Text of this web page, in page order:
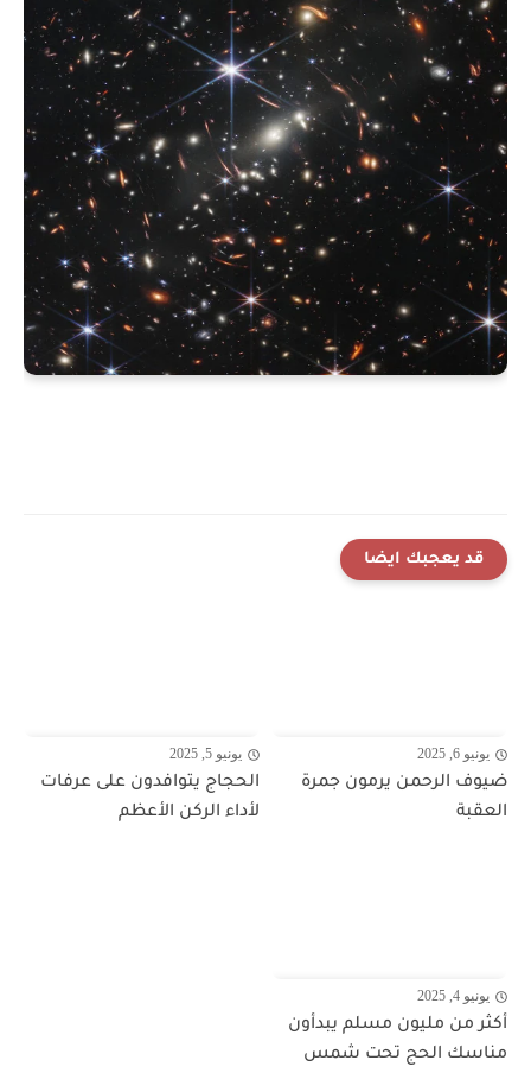
قد يعجبك ايضا
يونيو 6, 2025
ضيوف الرحمن يرمون جمرة
العقبة
يونيو 5, 2025
الحجاج يتوافدون على عرفات
لأداء الركن الأعظم
يونيو 4, 2025
أكثر من مليون مسلم يبدأون
مناسك الحج تحت شمس